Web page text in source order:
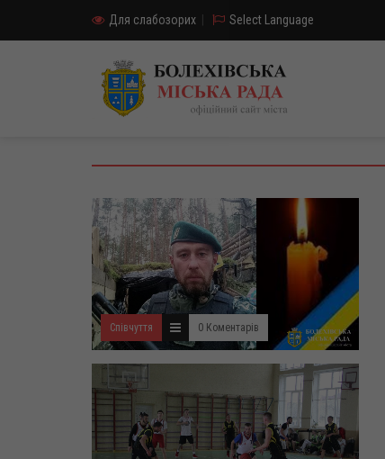
Для слабозорих Select Language
Співчуття 0 Коментарів